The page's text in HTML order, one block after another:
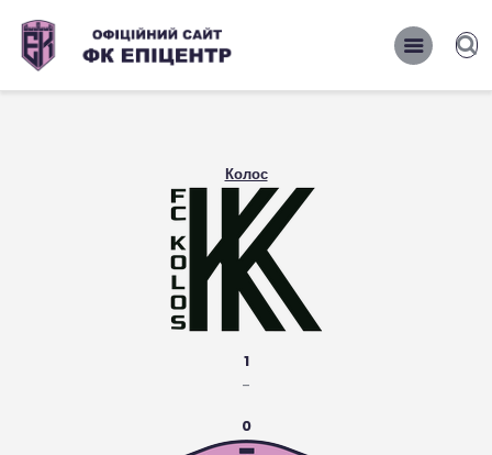
ОФІЦІЙНИЙ САЙТ ФК ЕПІЦЕНТР
ОФІЦІЙНИЙ САЙТ ФК ЕПІЦЕНТР
Команда
Матчі 2026/2027
Колос
1
-
0